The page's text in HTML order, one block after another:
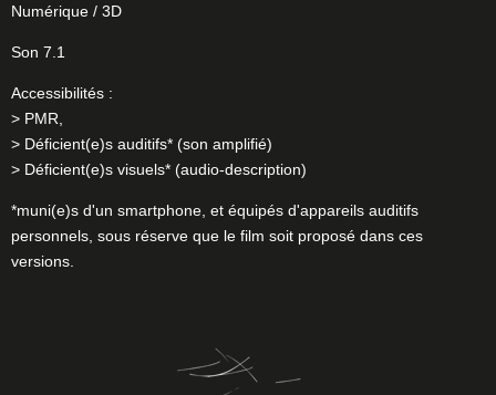
Numérique / 3D
Son 7.1
Accessibilités :
> PMR,
> Déficient(e)s auditifs* (son amplifié)
> Déficient(e)s visuels* (audio-description)
*muni(e)s d'un smartphone, et équipés d'appareils auditifs
personnels, sous réserve que le film soit proposé dans ces
versions.